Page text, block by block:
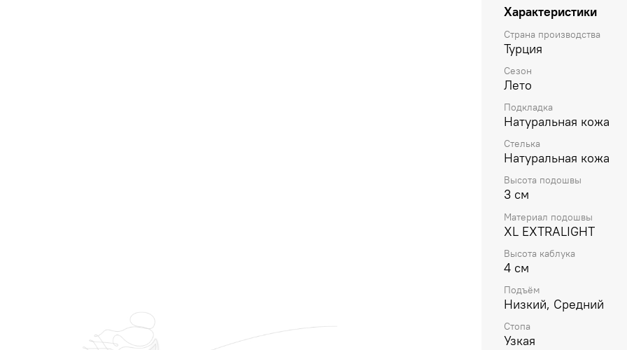
Характеристики
Страна производства
Турция
Сезон
Лето
Подкладка
Натуральная кожа
Стелька
Натуральная кожа
Высота подошвы
3 см
Материал подошвы
XL EXTRALIGHT
Высота каблука
4 см
Подъём
Низкий, Средний
Стопа
Узкая